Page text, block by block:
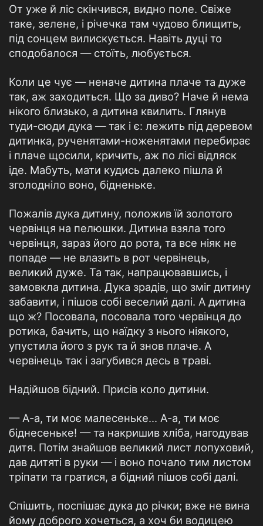
От уже й ліс скінчився, видно поле. Свіже
таке, зелене, і річечка там чудово блищить,
під сонцем вилискується. Навіть дуці то
сподобалося — стоїть, любується.
Коли це чує — неначе дитина плаче та дуже
так, аж заходиться. Що за диво? Наче й нема
нікого близько, а дитина квилить. Глянув
туди-сюди дука — так і є: лежить під деревом
дитинка, рученятами-ноженятами перебирає
і плаче щосили, кричить, аж по лісі відляск
іде. Мабуть, мати кудись далеко пішла й
зголодніло воно, бідненьке.
Пожалів дука дитину, положив їй золотого
червінця на пелюшки. Дитина взяла того
червінця, зараз його до рота, та все ніяк не
попаде — не влазить в рот червінець,
великий дуже. Та так, напрацювавшись, і
замовкла дитина. Дука зрадів, що зміг дитину
забавити, і пішов собі веселий далі. А дитина
що ж? Посовала, посовала того червінця до
ротика, бачить, що наїдку з нього ніякого,
упустила його з рук та й знов плаче. А
червінець так і загубився десь в траві.
Надійшов бідний. Присів коло дитини.
— А-а, ти моє малесеньке... А-а, ти моє
біднесеньке! — та накришив хліба, нагодував
дитя. Потім знайшов великий лист лопуховий,
дав дитяті в руки — і воно почало тим листом
тріпати та гратися, а бідний пішов собі далі.
Спішить, поспішає дука до річки; вже не вина
йому доброго хочеться, а хоч би водицею